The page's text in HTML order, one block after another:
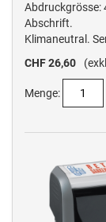
Abdruckgrösse:
Abschrift.
Klimaneutral.
CHF 26,60
Menge: